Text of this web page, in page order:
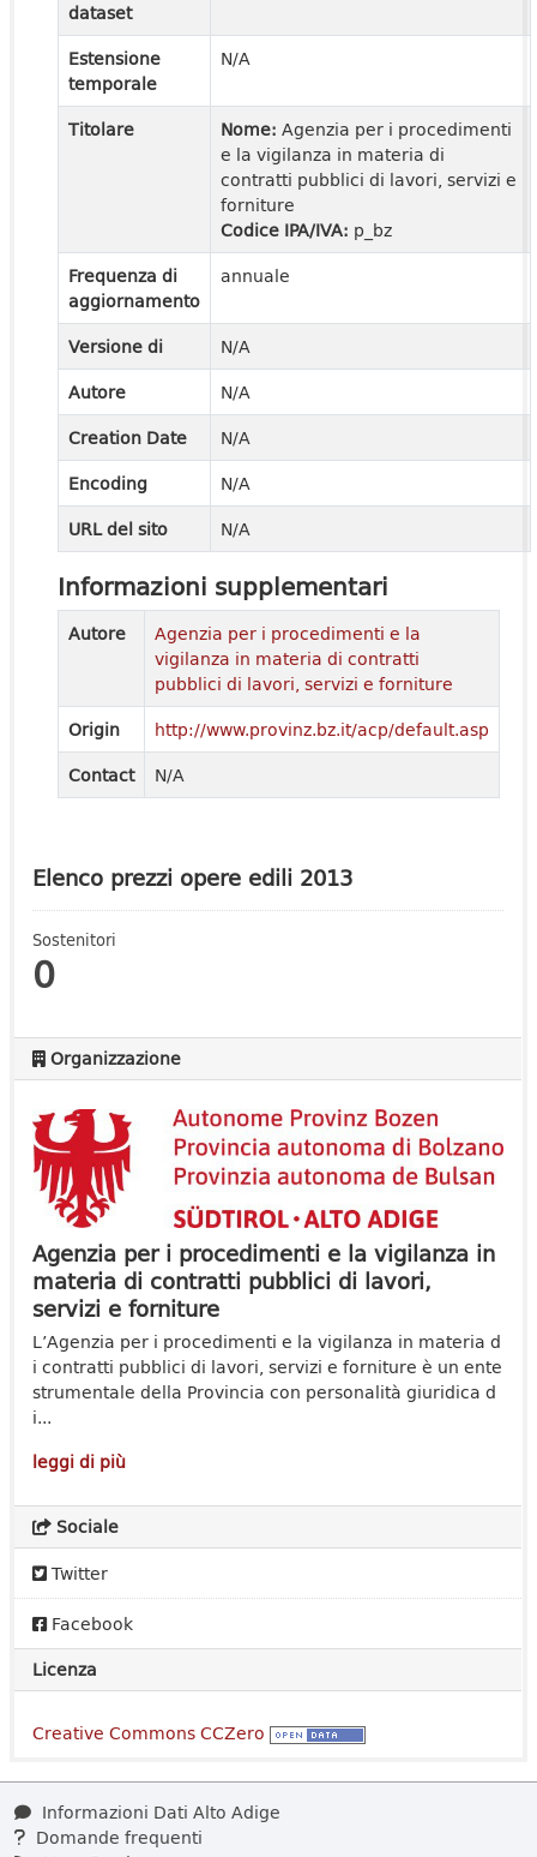
Elenco prezzi opere edili 2013
Sostenitori
0
Organizzazione
Agenzia per i procedimenti e la vigilanza in
materia di contratti pubblici di lavori,
servizi e forniture
L’Agenzia per i procedimenti e la vigilanza in materia d
i contratti pubblici di lavori, servizi e forniture è un ente
strumentale della Provincia con personalità giuridica d
i...
leggi di più
Sociale
Twitter
Facebook
Licenza
Creative Commons CCZero
dataset
Estensione
temporale
N/A
Titolare Nome: Agenzia per i procedimenti
e la vigilanza in materia di
contratti pubblici di lavori, servizi e
forniture
Codice IPA/IVA: p_bz
Frequenza di
aggiornamento
annuale
Versione di
N/A
Autore
N/A
Creation Date
N/A
Encoding
N/A
URL del sito
N/A
Informazioni supplementari
Autore
Agenzia per i procedimenti e la
vigilanza in materia di contratti
pubblici di lavori, servizi e forniture
Origin
http://www.provinz.bz.it/acp/default.asp
Contact
N/A
Informazioni Dati Alto Adige
Domande frequenti